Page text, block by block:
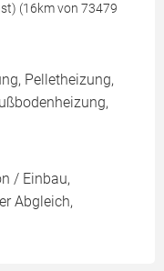
(16km von 73479
Pelletheizung,
/ Einbau,
Abgleich,